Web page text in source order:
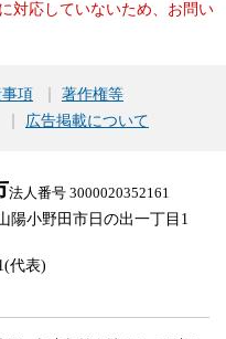
対応していないため、お問い
項
著作権等
広告掲載について
法人番号 3000020352161
陽小野田市日の出一丁目1
代表)